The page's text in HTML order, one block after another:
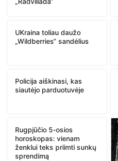
UKraina toliau daužo
„Wildberries“ sandėlius
Policija aiškinasi, kas
siautėjo parduotuvėje
Rugpjūčio 5-osios
horoskopas: vienam
ženklui teks priimti sunkų
sprendimą